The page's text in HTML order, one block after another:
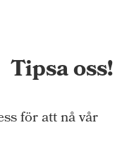
Tipsa oss!
för att nå vår